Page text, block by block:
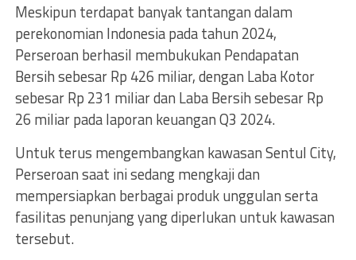
Meskipun terdapat banyak tantangan dalam
perekonomian Indonesia pada tahun 2024,
Perseroan berhasil membukukan Pendapatan
Bersih sebesar Rp 426 miliar, dengan Laba Kotor
sebesar Rp 231 miliar dan Laba Bersih sebesar Rp
26 miliar pada laporan keuangan Q3 2024.
Untuk terus mengembangkan kawasan Sentul City,
Perseroan saat ini sedang mengkaji dan
mempersiapkan berbagai produk unggulan serta
fasilitas penunjang yang diperlukan untuk kawasan
tersebut.